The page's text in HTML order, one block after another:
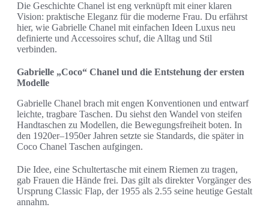
Die Geschichte Chanel ist eng verknüpft mit einer klaren
Vision: praktische Eleganz für die moderne Frau. Du erfährst
hier, wie Gabrielle Chanel mit einfachen Ideen Luxus neu
definierte und Accessoires schuf, die Alltag und Stil
verbinden.
Gabrielle „Coco“ Chanel und die Entstehung der ersten
Modelle
Gabrielle Chanel brach mit engen Konventionen und entwarf
leichte, tragbare Taschen. Du siehst den Wandel von steifen
Handtaschen zu Modellen, die Bewegungsfreiheit boten. In
den 1920er–1950er Jahren setzte sie Standards, die später in
Coco Chanel Taschen aufgingen.
Die Idee, eine Schultertasche mit einem Riemen zu tragen,
gab Frauen die Hände frei. Das gilt als direkter Vorgänger des
Ursprung Classic Flap, der 1955 als 2.55 seine heutige Gestalt
annahm.